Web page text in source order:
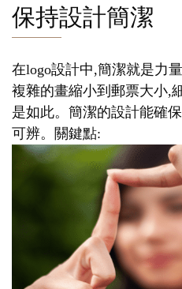
保持設計簡潔
在logo設計中,簡潔就是力
複雜的畫縮小到郵票大小,
是如此。簡潔的設計能確
可辨。關鍵點: